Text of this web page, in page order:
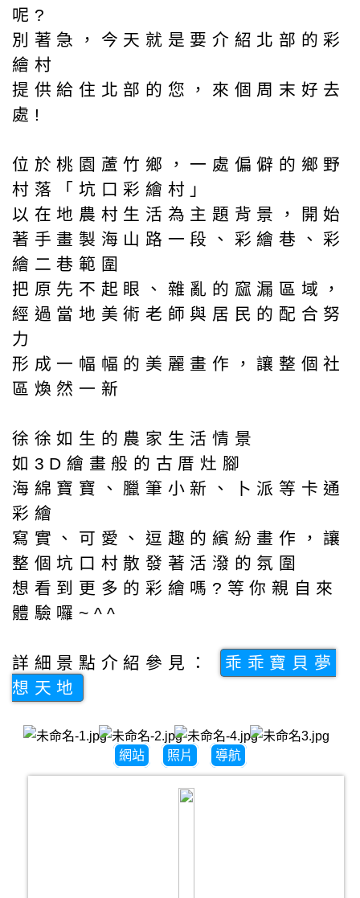
呢?
別著急，今天就是要介紹北部的彩
繪村
提供給住北部的您，來個周末好去
處!
位於桃園蘆竹鄉，一處偏僻的鄉野
村落「坑口彩繪村」
以在地農村生活為主題背景，開始
著手畫製海山路一段、彩繪巷、彩
繪二巷範圍
把原先不起眼、雜亂的窳漏區域，
經過當地美術老師與居民的配合努
力
形成一幅幅的美麗畫作，讓整個社
區煥然一新
徐徐如生的農家生活情景
如3D繪畫般的古厝灶腳
海綿寶寶、臘筆小新、卜派等卡通
彩繪
寫實、可愛、逗趣的繽紛畫作，讓
整個坑口村散發著活潑的氛圍
想看到更多的彩繪嗎?等你親自來
體驗囉~^^
詳細景點介紹參見：
乖乖寶貝夢
想天地
網站 照片 導航